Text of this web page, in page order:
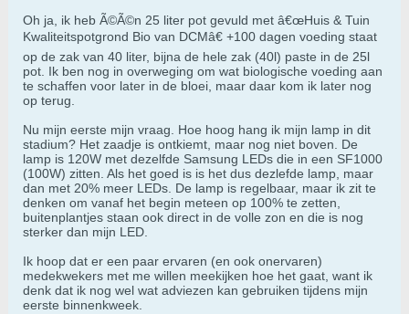
Oh ja, ik heb Ã©Ã©n 25 liter pot gevuld met â€œHuis & Tuin
Kwaliteitspotgrond Bio van DCMâ€ +100 dagen voeding staat
op de zak van 40 liter, bijna de hele zak (40l) paste in de 25l
pot. Ik ben nog in overweging om wat biologische voeding aan
te schaffen voor later in de bloei, maar daar kom ik later nog
op terug.
Nu mijn eerste mijn vraag. Hoe hoog hang ik mijn lamp in dit
stadium? Het zaadje is ontkiemt, maar nog niet boven. De
lamp is 120W met dezelfde Samsung LEDs die in een SF1000
(100W) zitten. Als het goed is is het dus dezlefde lamp, maar
dan met 20% meer LEDs. De lamp is regelbaar, maar ik zit te
denken om vanaf het begin meteen op 100% te zetten,
buitenplantjes staan ook direct in de volle zon en die is nog
sterker dan mijn LED.
Ik hoop dat er een paar ervaren (en ook onervaren)
medekwekers met me willen meekijken hoe het gaat, want ik
denk dat ik nog wel wat adviezen kan gebruiken tijdens mijn
eerste binnenkweek.